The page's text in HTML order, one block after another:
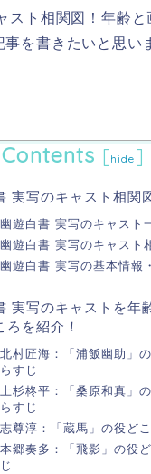
スト相関図！年齢
を書きたいと思い
Contents [hide ]
実写のキャスト相関
幽遊白書 実写のキャスト
幽遊白書 実写のキャスト
幽遊白書 実写の基本情報
実写のキャストを年
ろを紹介！
北村匠海：「浦飯幽助」
らすじ
上杉柊平：「桑原和真」
らすじ
志尊淳：「蔵馬」の役ど
本郷奏多：「飛影」の役
じ